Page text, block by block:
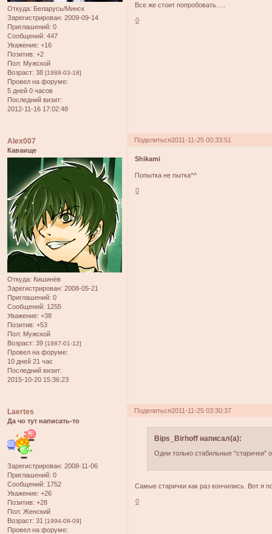
Откуда: Беларусь/Минск
Зарегистрирован: 2009-09-14
Приглашений: 0
Сообщений: 447
Уважение: +16
Позитив: +2
Пол: Мужской
Возраст: 38 [1988-03-18]
Провел на форуме:
5 дней 0 часов
Последний визит:
2012-11-16 17:02:48
Все же стоит попробовать.....
0
Поделиться2011-11-25 00:33:51
Alex007
Каваище
Откуда: Кишинёв
Зарегистрирован: 2008-05-21
Приглашений: 0
Сообщений: 1255
Уважение: +38
Позитив: +53
Пол: Мужской
Возраст: 39 [1987-01-12]
Провел на форуме:
10 дней 21 час
Последний визит:
2015-10-20 15:36:23
Shikami
Попытка не пытка^^
0
Поделиться2011-11-25 03:30:37
Laertes
Да чо тут написать-то
Зарегистрирован: 2008-11-06
Приглашений: 0
Сообщений: 1752
Уважение: +26
Позитив: +28
Пол: Женский
Возраст: 31 [1994-08-09]
Провел на форуме:
Bips_Birhoff написал(а):
Одни только стабильные "старички"
Самые старички как раз кончились. Вот я
0